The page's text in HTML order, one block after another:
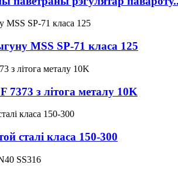
MSS SP-71 класа 125
7373 з літога металу 10K
сталі класа 150-300